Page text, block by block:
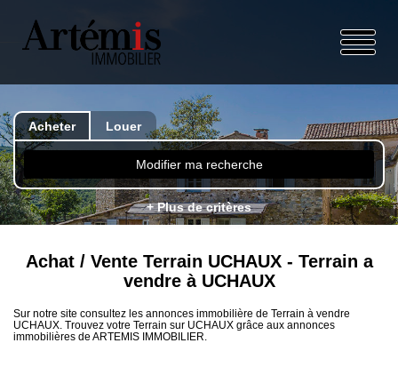
Acheter Louer
Modifier ma recherche
+ Plus de critères
Achat / Vente Terrain UCHAUX - Terrain a
vendre à UCHAUX
Sur notre site consultez les annonces immobilière de Terrain à vendre
UCHAUX. Trouvez votre Terrain sur UCHAUX grâce aux annonces
immobilières de ARTEMIS IMMOBILIER.